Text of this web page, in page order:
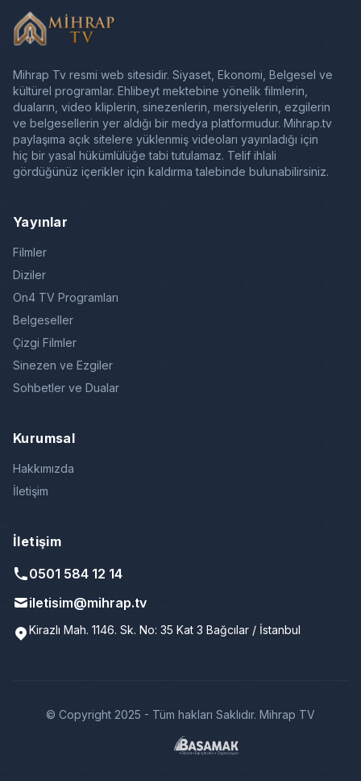
Mihrap Tv resmi web sitesidir. Siyaset, Ekonomi, Belgesel ve
kültürel programlar. Ehlibeyt mektebine yönelik filmlerin,
duaların, video kliplerin, sinezenlerin, mersiyelerin, ezgilerin
ve belgesellerin yer aldığı bir medya platformudur. Mihrap.tv
paylaşıma açık sitelere yüklenmiş videoları yayınladığı için
hiç bir yasal hükümlülüğe tabi tutulamaz. Telif ihlali
gördüğünüz içerikler için kaldırma talebinde bulunabilirsiniz.
Yayınlar
Filmler
Diziler
On4 TV Programları
Belgeseller
Çizgi Filmler
Sinezen ve Ezgiler
Sohbetler ve Dualar
Kurumsal
Hakkımızda
İletişim
İletişim
0501 584 12 14
iletisim@mihrap.tv
Kirazlı Mah. 1146. Sk. No: 35 Kat 3 Bağcılar / İstanbul
© Copyright 2025 - Tüm hakları Saklıdır. Mihrap TV